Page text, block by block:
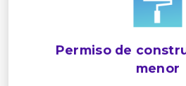
Permiso de
menor